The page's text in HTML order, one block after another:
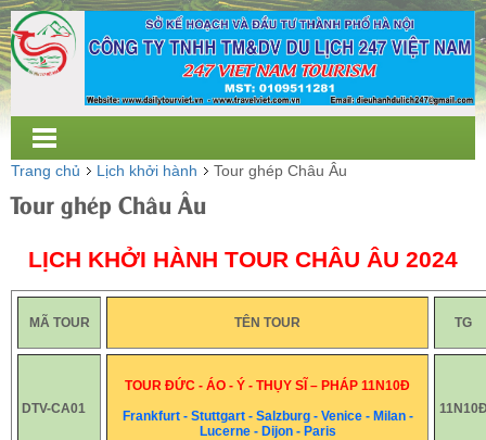
Trang chủ Lịch khởi hành Tour ghép Châu Âu
Tour ghép Châu Âu
LỊCH KHỞI HÀNH TOUR CHÂU ÂU 2024
MÃ TOUR TÊN TOUR TG
DTV-CA01
TOUR ĐỨC - ÁO - Ý - THỤY SĨ – PHÁP 11N10Đ
Frankfurt - Stuttgart - Salzburg - Venice - Milan -
Lucerne - Dijon - Paris